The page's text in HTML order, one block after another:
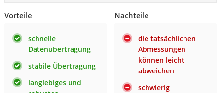
Vorteile
schnelle
Datenübertragung
stabile Übertragung
langlebiges und
Nachteile
die tatsächlichen
Abmessungen
können leicht
abweichen
schwierig